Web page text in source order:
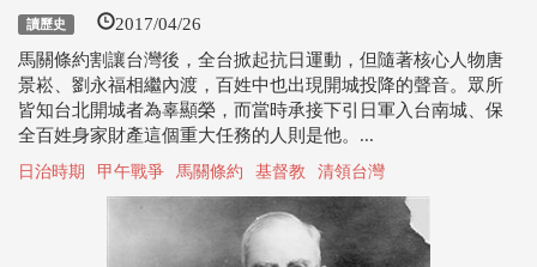
讀歷史 2017/04/26
馬關條約割讓台灣後，全台掀起抗日運動，但隨著核心人物唐
景崧、劉永福相繼內渡，百姓中也出現開城投降的聲音。眾所
皆知台北開城者為辜顯榮，而當時承接下引日軍入台南城、保
全百姓身家財產這個重大任務的人則是他。...
日治時期 甲午戰爭 馬關條約 基督教 清領台灣